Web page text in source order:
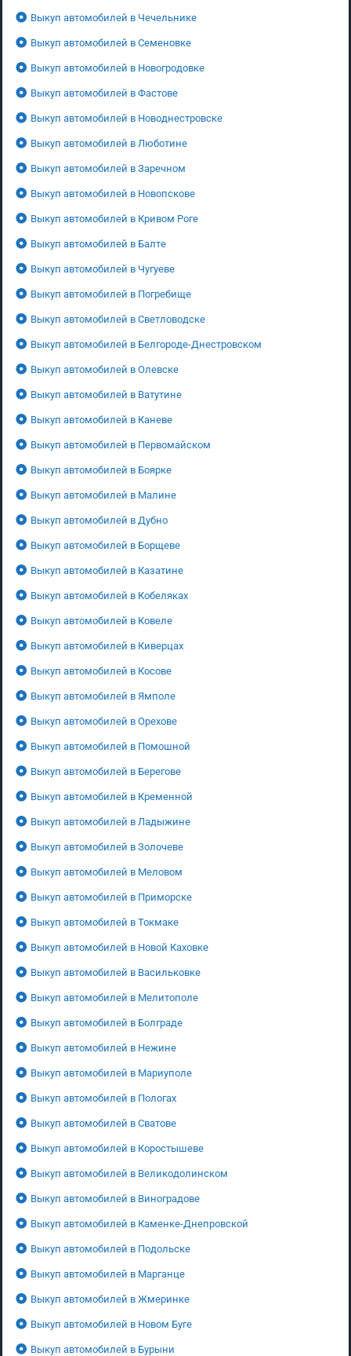
Выкуп автомобилей в Чечельнике
Выкуп автомобилей в Семеновке
Выкуп автомобилей в Новогродовке
Выкуп автомобилей в Фастове
Выкуп автомобилей в Новоднестровске
Выкуп автомобилей в Люботине
Выкуп автомобилей в Заречном
Выкуп автомобилей в Новопскове
Выкуп автомобилей в Кривом Роге
Выкуп автомобилей в Балте
Выкуп автомобилей в Чугуеве
Выкуп автомобилей в Погребище
Выкуп автомобилей в Светловодске
Выкуп автомобилей в Белгороде-Днестровском
Выкуп автомобилей в Олевске
Выкуп автомобилей в Ватутине
Выкуп автомобилей в Каневе
Выкуп автомобилей в Первомайском
Выкуп автомобилей в Боярке
Выкуп автомобилей в Малине
Выкуп автомобилей в Дубно
Выкуп автомобилей в Борщеве
Выкуп автомобилей в Казатине
Выкуп автомобилей в Кобеляках
Выкуп автомобилей в Ковеле
Выкуп автомобилей в Киверцах
Выкуп автомобилей в Косове
Выкуп автомобилей в Ямполе
Выкуп автомобилей в Орехове
Выкуп автомобилей в Помошной
Выкуп автомобилей в Берегове
Выкуп автомобилей в Кременной
Выкуп автомобилей в Ладыжине
Выкуп автомобилей в Золочеве
Выкуп автомобилей в Меловом
Выкуп автомобилей в Приморске
Выкуп автомобилей в Токмаке
Выкуп автомобилей в Новой Каховке
Выкуп автомобилей в Васильковке
Выкуп автомобилей в Мелитополе
Выкуп автомобилей в Болграде
Выкуп автомобилей в Нежине
Выкуп автомобилей в Мариуполе
Выкуп автомобилей в Пологах
Выкуп автомобилей в Сватове
Выкуп автомобилей в Коростышеве
Выкуп автомобилей в Великодолинском
Выкуп автомобилей в Виноградове
Выкуп автомобилей в Каменке-Днепровской
Выкуп автомобилей в Подольске
Выкуп автомобилей в Марганце
Выкуп автомобилей в Жмеринке
Выкуп автомобилей в Новом Буге
Выкуп автомобилей в Бурыни